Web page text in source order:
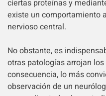
ciertas proteínas y
existe un comportamiento
nervioso central.
No obstante, es
otras patologías arrojan
consecuencia, lo más
observación de un